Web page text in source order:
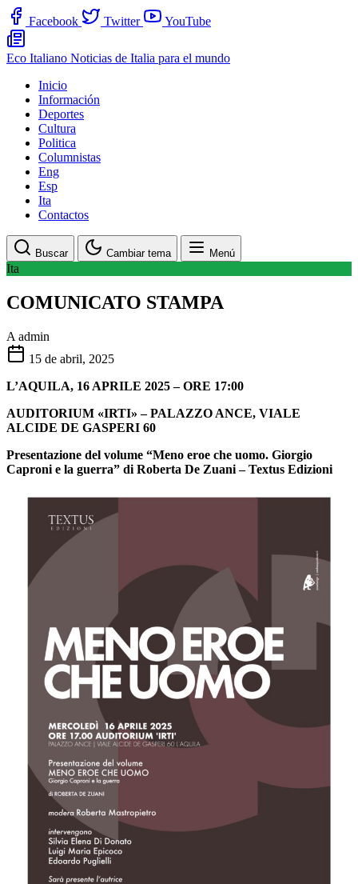
Facebook Twitter YouTube
Eco Italiano Noticias de Italia para el mundo
Inicio
Información
Deportes
Cultura
Politica
Columnistas
Eng
Esp
Ita
Contactos
Buscar Cambiar tema Menú
Ita
COMUNICATO STAMPA
A admin
15 de abril, 2025
L’AQUILA, 16 APRILE 2025 – ORE 17:00
AUDITORIUM «IRTI» – PALAZZO ANCE, VIALE
ALCIDE DE GASPERI 60
Presentazione del volume “Meno eroe che uomo. Giorgio
Caproni e la guerra” di Roberta De Zuani – Textus Edizioni